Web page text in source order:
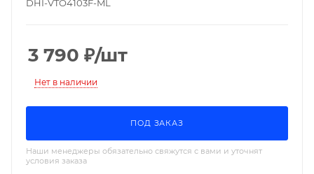
DHI-VTO4103F-ML
3 790 ₽/шт
Нет в наличии
ПОД ЗАКАЗ
Наши менеджеры обязательно свяжутся с вами и уточнят
условия заказа